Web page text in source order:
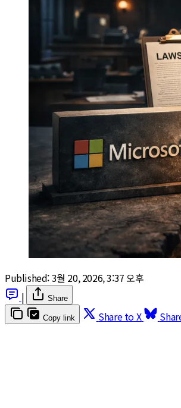
Published:3월 20, 2026, 3:37 오후
|
Share
Copy link Share to X